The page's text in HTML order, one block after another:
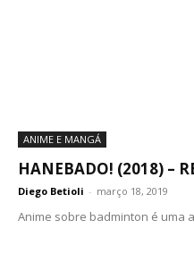
ANIME E MANGÁ
HANEBADO! (2018) –
Diego Betioli - março 18, 2019
Anime sobre badminton é uma